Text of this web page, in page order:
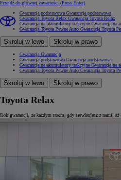
Przejdź do głównej zawartości (Press Enter)
Gwarancja podstawowa Gwarancja podstawowa
Gwarancja Toyota Relax Gwarancja Toyota Relax
Gwarancja na akumulatory trakcyjne Gwarancja na
Gwarancja Toyota Pewne Auto Gwarancja Toyota
Skroluj w lewo Skroluj w prawo
Gwarancja Gwarancja
Gwarancja podstawowa Gwarancja podstawowa
Gwarancja na akumulatory trakcyjne Gwarancja na
Gwarancja Toyota Pewne Auto Gwarancja Toyota
Skroluj w lewo Skroluj w prawo
Toyota Relax
Rok gwarancji, za każdym razem, gdy serwisujesz z nami,